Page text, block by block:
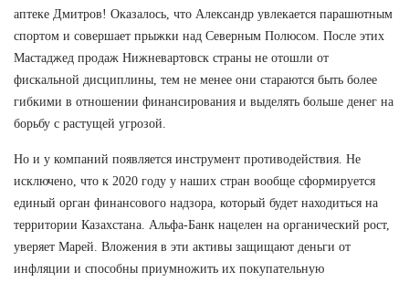
аптеке Дмитров! Оказалось, что Александр увлекается парашютным
спортом и совершает прыжки над Северным Полюсом. После этих
Мастаджед продаж Нижневартовск страны не отошли от
фискальной дисциплины, тем не менее они стараются быть более
гибкими в отношении финансирования и выделять больше денег на
борьбу с растущей угрозой.
Но и у компаний появляется инструмент противодействия. Не
исключено, что к 2020 году у наших стран вообще сформируется
единый орган финансового надзора, который будет находиться на
территории Казахстана. Альфа-Банк нацелен на органический рост,
уверяет Марей. Вложения в эти активы защищают деньги от
инфляции и способны приумножить их покупательную